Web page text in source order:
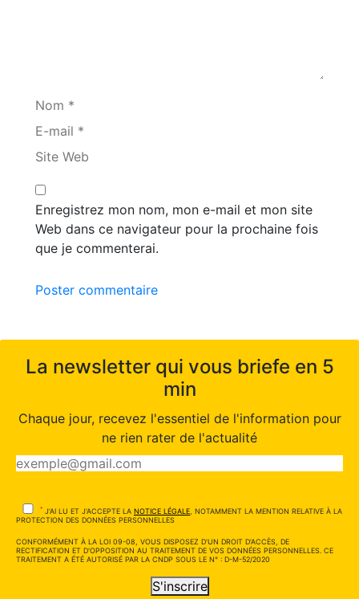
Nom *
E-mail *
Site Web
Enregistrez mon nom, mon e-mail et mon site
Web dans ce navigateur pour la prochaine fois
que je commenterai.
Poster commentaire
La newsletter qui vous briefe en 5
min
Chaque jour, recevez l'essentiel de l'information pour
ne rien rater de l'actualité
* J'AI LU ET J'ACCEPTE LA NOTICE LÉGALE , NOTAMMENT LA MENTION RELATIVE À LA
PROTECTION DES DONNÉES PERSONNELLES
CONFORMÉMENT À LA LOI 09-08, VOUS DISPOSEZ D'UN DROIT D'ACCÈS, DE
RECTIFICATION ET D'OPPOSITION AU TRAITEMENT DE VOS DONNÉES PERSONNELLES. CE
TRAITEMENT A ÉTÉ AUTORISÉ PAR LA CNDP SOUS LE N° : D-M-52/2020
S'inscrire